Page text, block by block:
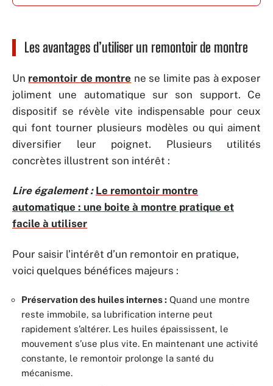
Les avantages d’utiliser un remontoir de montre
Un remontoir de montre ne se limite pas à exposer
joliment une automatique sur son support. Ce
dispositif se révèle vite indispensable pour ceux
qui font tourner plusieurs modèles ou qui aiment
diversifier leur poignet. Plusieurs utilités
concrètes illustrent son intérêt :
Lire également : Le remontoir montre
automatique : une boite à montre pratique et
facile à utiliser
Pour saisir l’intérêt d’un remontoir en pratique,
voici quelques bénéfices majeurs :
Préservation des huiles internes : Quand une montre
reste immobile, sa lubrification interne peut
rapidement s’altérer. Les huiles épaississent, le
mouvement s’use plus vite. En maintenant une activité
constante, le remontoir prolonge la santé du
mécanisme.